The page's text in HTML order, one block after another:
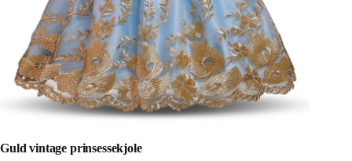
Guld vintage prinsessekjole